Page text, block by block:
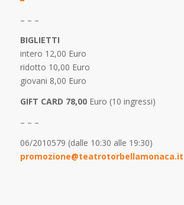
– – –
BIGLIETTI
intero 12,00 Euro
ridotto 10,00 Euro
giovani 8,00 Euro
GIFT CARD 78,00Euro (10 ingressi)
– – –
06/2010579 (dalle 10:30 alle 19:30)
promozione@teatrotorbellamonaca.it